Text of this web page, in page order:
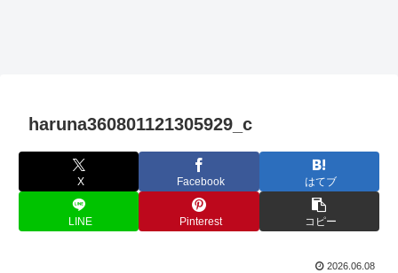
haruna360801121305929_c
X Facebook はてブ
LINE Pinterest コピー
2026.06.08